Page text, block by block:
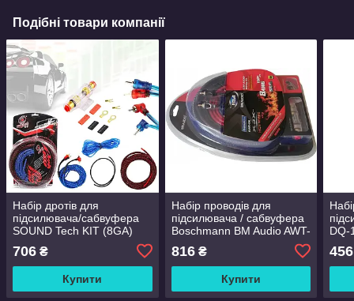
Подібні товари компанії
Набір дротів для
підсилювача/сабвуфера
SOUND Tech KIT (8GA)
706 ₴
Купити
Набір проводів для
підсилювача / сабвуфера
Boschmann BM Audio AWT-
816₴
Купити
DQ-
456